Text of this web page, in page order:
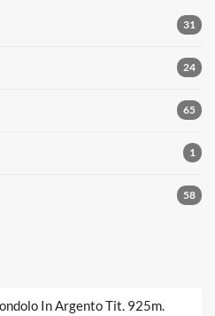
31
24
65
1
58
In Argento Tit. 925m.